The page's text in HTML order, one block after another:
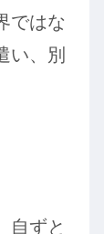
ではな
い、別
自ずと